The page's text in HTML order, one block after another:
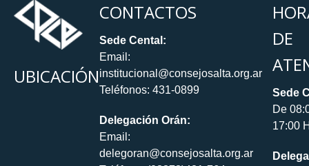
UBICACIÓN
CONTACTOS
Sede Cental:
Email:
institucional@consejosalta.org.ar
Teléfonos: 431-0899
Delegación Orán:
Email:
delegoran@consejosalta.org.ar
DE
Sede
De
17:00